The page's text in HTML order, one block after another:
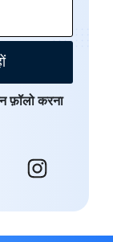
फ़ॉलो करना